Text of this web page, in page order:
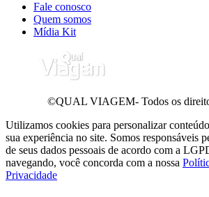
Fale conosco
Quem somos
Mídia Kit
©QUAL VIAGEM- Todos os
Utilizamos cookies para personalizar
sua experiência no site. Somos responsáveis
de seus dados pessoais de acordo com a
navegando, você concorda com a nossa
Privacidade